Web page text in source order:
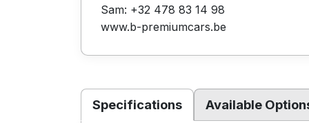
Sam: +32 478 83 14 98
www.b-premiumcars.be
Specifications Available